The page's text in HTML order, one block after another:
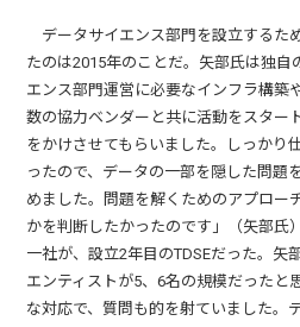
データサイエンス部門を設立するた
たのは2015年のことだ。矢部氏は独自
エンス部門運営に必要なインフラ構築
数の協力ベンダーと共に活動をスター
をかけさせてもらいました。しっかり
ったので、データの一部を隠した問題
めました。問題を解くためのアプロー
かを判断したかったのです」（矢部氏
一社が、設立2年目のTDSEだった。矢
エンティストが5、6名の規模だったと
な対応で、質問も的を射ていました。